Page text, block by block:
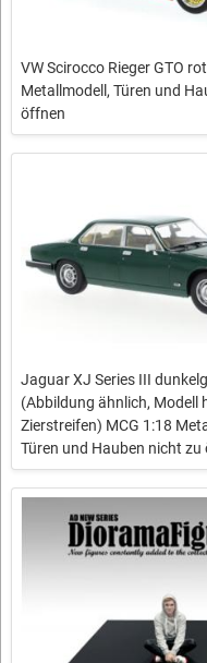
VW Scirocco Rieger GTO
Metallmodell, Türen und
öffnen
Jaguar XJ Series III
(Abbildung ähnlich, Modell
Zierstreifen) MCG 1:18
Türen und Hauben nicht zu